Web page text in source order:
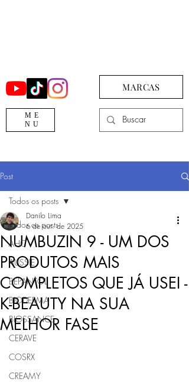
ME
NU
MARCAS
Post
Todos os posts
AHC
AUSSIE
BEPANTOL
BIODERMA
BIOSSANCE
CERAVE
COSRX
CREAMY
Todos os posts
NUMBUZIN 9 - UM DOS
PRODUTOS MAIS
COMPLETOS QUE JÁ USEI -
K-BEAUTY NA SUA
MELHOR FASE
Danilo Lima
6 de out. de 2025